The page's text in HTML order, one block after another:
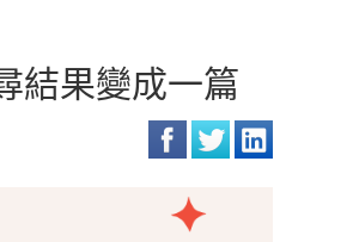
結果變成一篇